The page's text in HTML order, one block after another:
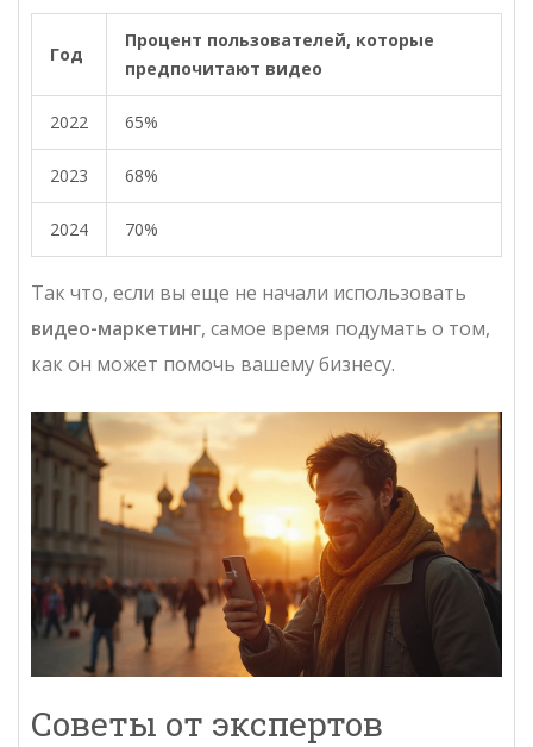
Год
Процент пользователей, которые
предпочитают видео
2022 65%
2023 68%
2024 70%
Так что, если вы еще не начали использовать
видео-маркетинг, самое время подумать о том,
как он может помочь вашему бизнесу.
Советы от экспертов